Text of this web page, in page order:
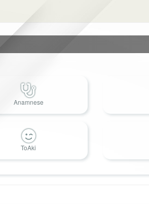
Anamnese
ToAki